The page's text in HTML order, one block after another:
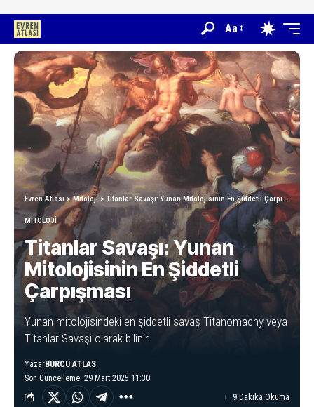
Aa
Evren Atlası >Mitoloji >Titanlar Savaşı: Yunan Mitolojisinin En Şiddetli Çarpışması
MITOLOJI
Titanlar Savaşı: Yunan
Mitolojisinin En Şiddetli
Çarpışması
Yunan mitolojisindeki en şiddetli savaş Titanomachy veya
Titanlar Savaşı olarak bilinir.
Son Güncelleme: 29 Mart 2025 11:30
YazarBURCU ATLAS
9 Dakika Okuma